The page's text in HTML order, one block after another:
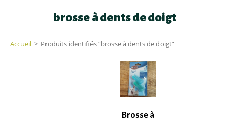
brosse à dents de doigt
Accueil > Produits identifiés “brosse à dents de doigt”
Brosse à